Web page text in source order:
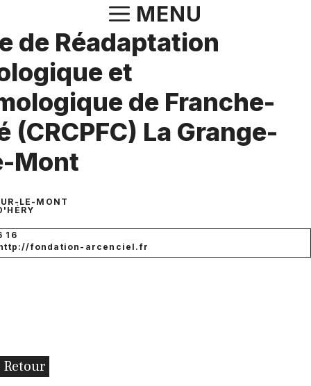
contenu
MENU
de Réadaptation
et
de Franche-
(CRCPFC) La Grange-
Mont
LE-MONT
16
fondation-arcenciel.fr
Retour